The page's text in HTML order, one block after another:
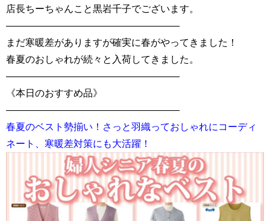
店長ちーちゃんこと黒岩千子でございます。
——————————————————
まだ寒暖差がありますが確実に春がやってきました！
春夏のおしゃれが続々と入荷してきました。
——————————————————
《本日のおすすめ品》
——————————————————
春夏のベスト勢揃い！さっと羽織っておしゃれにコーディ
ネート、寒暖差対策にも大活躍！